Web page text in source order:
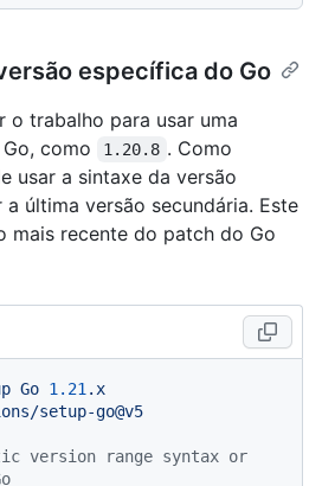
específica do Go
o trabalho para usar uma
como
1.20.8 . Como
usar a sintaxe da versão
última versão secundária. Este
mais recente do patch do Go
Go 1.21 .x
setup-go@v5
version range syntax or